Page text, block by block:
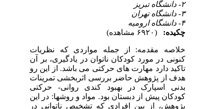
چکیده:
خلاصه مقدمه: از جمله مواردی که نظریات
کنونی در مورد کودکان ناتوان در یادگیری، بر آن
تاکید دارد مهارت های حرکتی می باشد. از این رو
هدف از پژوهش حاضر بررسی اثربخشی تمرینات
بدنی اسپارک در بهبود کندی روانی- حرکتی
کودکان پیش از دبستان بود. مواد و روشها: در این
پژوهش، از بین افرادی که تشخیص ناتوانی در